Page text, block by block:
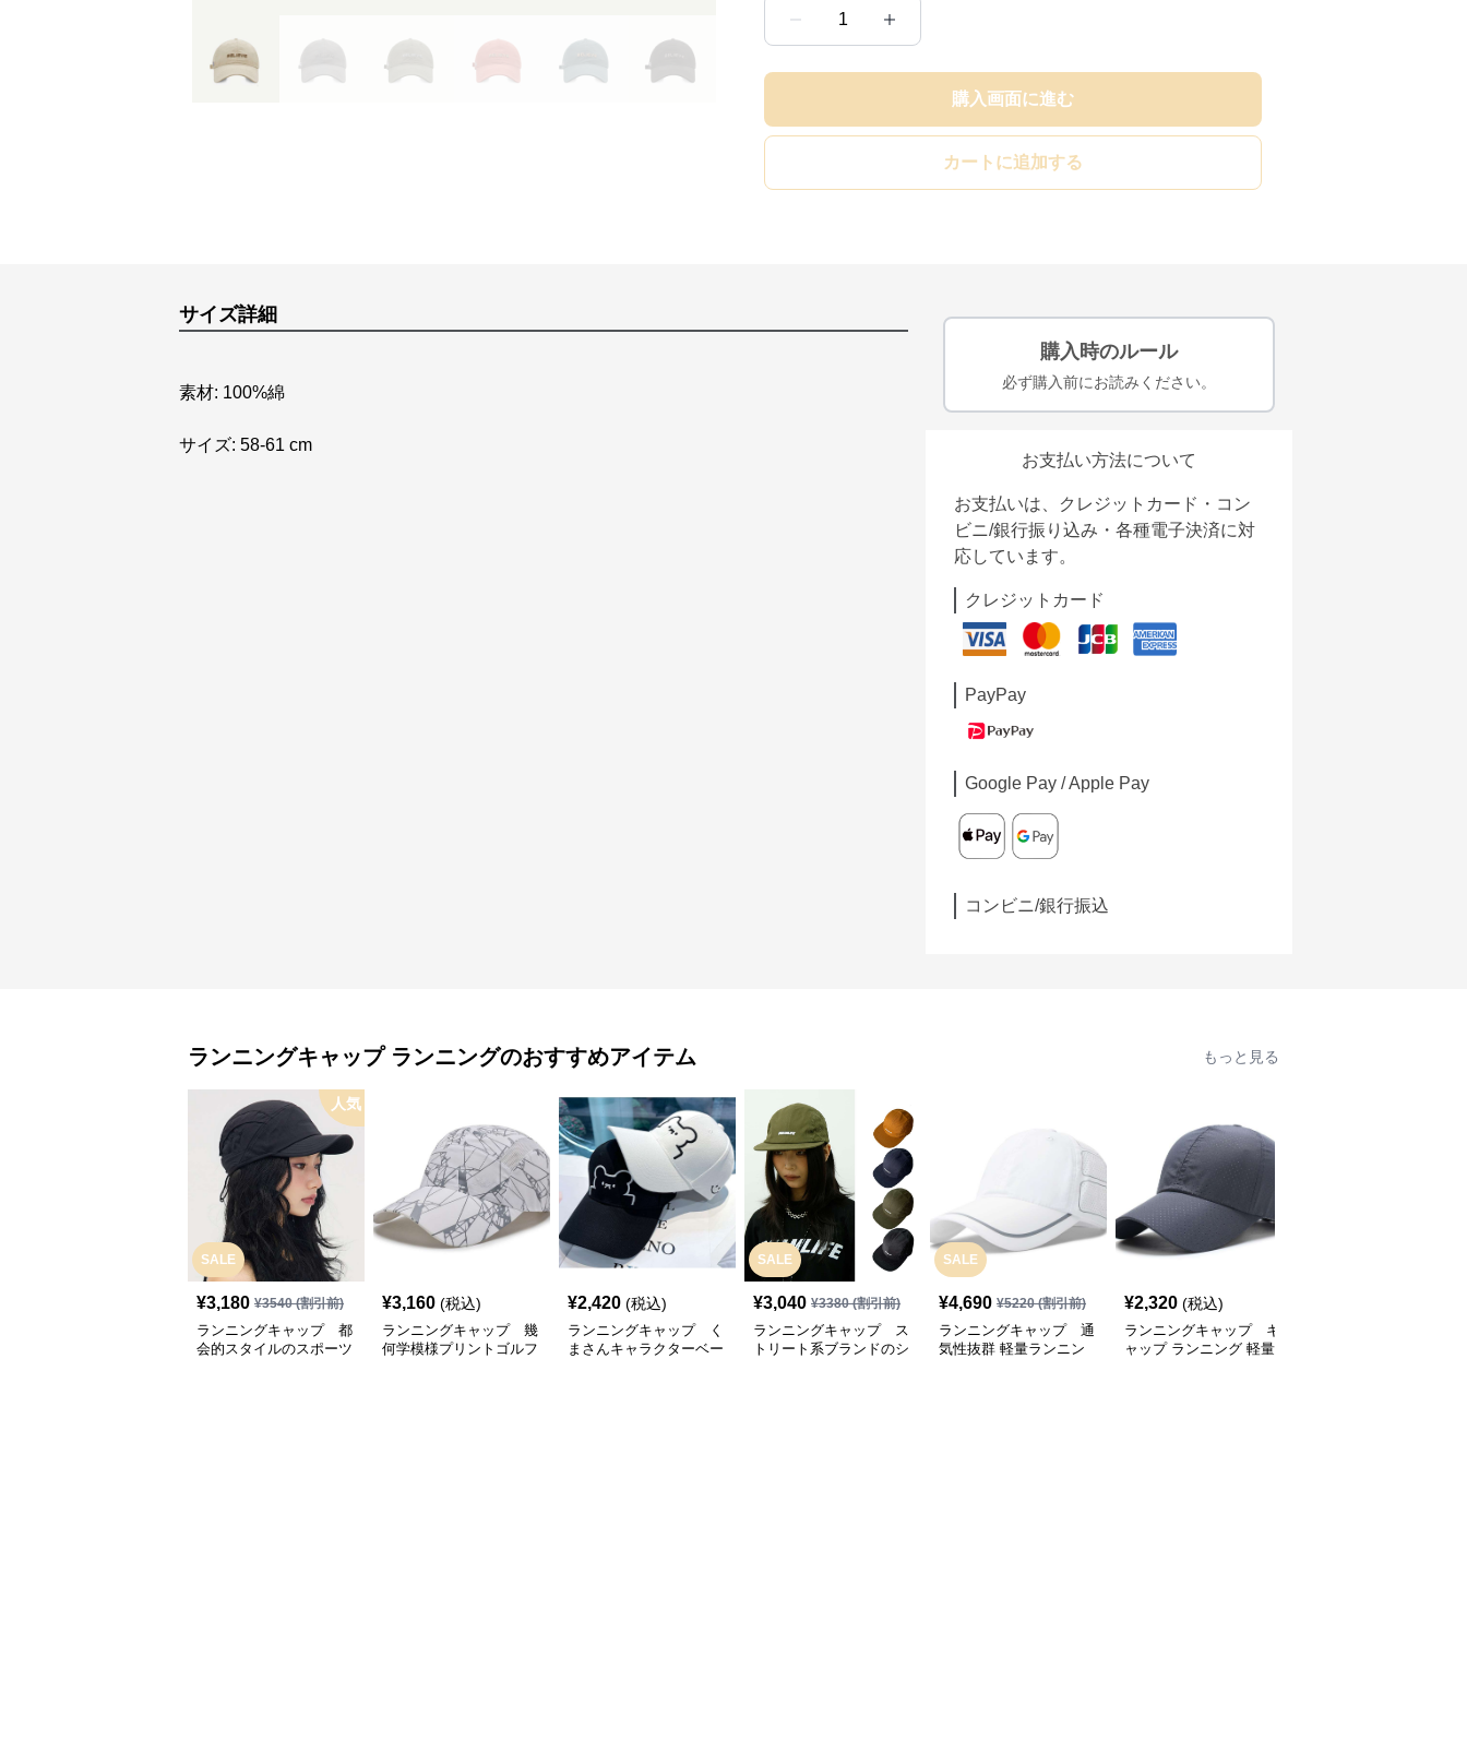
1
購入画面に進む
カートに追加する
サイズ詳細
素材: 100%綿
サイズ: 58-61 cm
購入時のルール
必ず購入前にお読みください。
お支払い方法について
お支払いは、クレジットカード・コン
ビニ/銀行振り込み・各種電子決済に対
応しています。
クレジットカード
PayPay
Google Pay / Apple Pay
コンビニ/銀行振込
ランニングキャップ ランニングのおすすめアイテム もっと見る
SALE
人気
¥3,180 ¥3540(割引前)
ランニングキャップ 都
会的スタイルのスポーツ
¥3,160 (税込)
ランニングキャップ 幾
何学模様プリントゴルフ
¥2,420 (税込)
ランニングキャップ く
まさんキャラクターベー
SALE
¥3,040 ¥3380(割引前)
ランニングキャップ ス
トリート系ブランドのシ
SALE
¥4,690 ¥5220(割引前)
ランニングキャップ 通
気性抜群 軽量ランニン
¥2,320 (税込)
ランニングキャップ キ
ャップ ランニング 軽量